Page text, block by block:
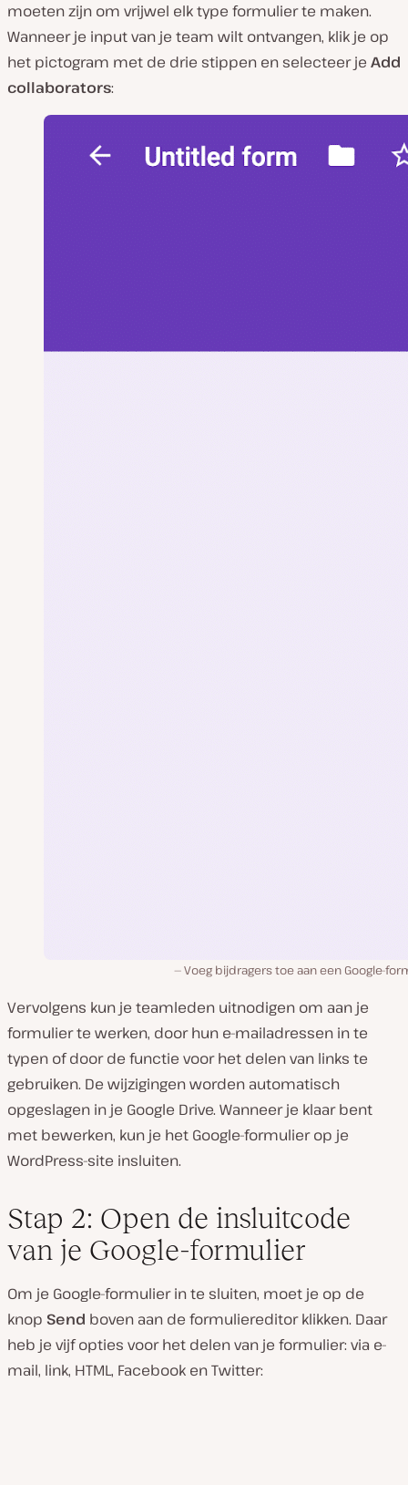
moeten zijn om vrijwel elk type formulier te maken.
Wanneer je input van je team wilt ontvangen, klik je op
het pictogram met de drie stippen en selecteer je Add
collaborators:
Voeg bijdragers toe aan een Google-
Vervolgens kun je teamleden uitnodigen om aan je
formulier te werken, door hun e-mailadressen in te
typen of door de functie voor het delen van links te
gebruiken. De wijzigingen worden automatisch
opgeslagen in je Google Drive. Wanneer je klaar bent
met bewerken, kun je het Google-formulier op je
WordPress-site insluiten.
Stap 2: Open de insluitcode
van je Google-formulier
Om je Google-formulier in te sluiten, moet je op de
knop Send boven aan de formuliereditor klikken. Daar
heb je vijf opties voor het delen van je formulier: via e-
mail, link, HTML, Facebook en Twitter: